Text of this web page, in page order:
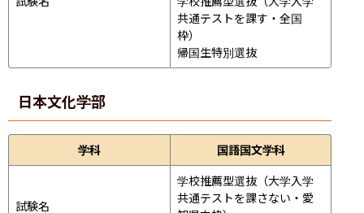
共通テストを課す・全国
枠）
帰国生特別選抜
日本文化学部
学科 国語国文学科
試験名
学校推薦型選抜（大学入学
共通テストを課さない・愛